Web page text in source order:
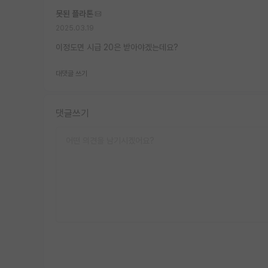
못된 플라톤
이정도면 시급 20은 받아야겠는데요?
대댓글 쓰기
댓글쓰기